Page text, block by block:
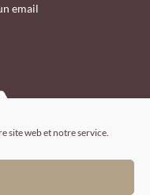
site web et notre service.
email